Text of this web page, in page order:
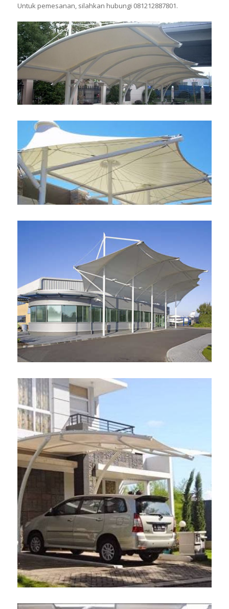
Untuk pemesanan, silahkan hubungi 081212887801.